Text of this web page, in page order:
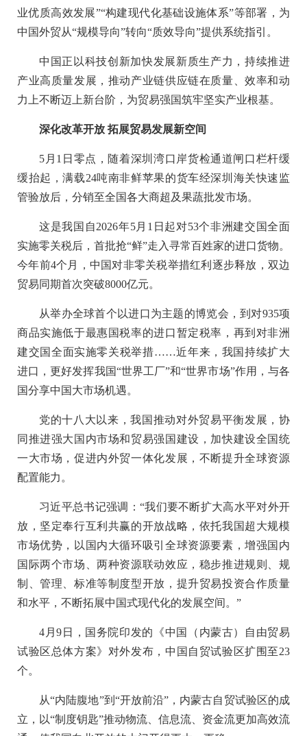
业优质高效发展”“构建现代化基础设施体系”等部署，为
中国外贸从“规模导向”转向“质效导向”提供系统指引。
中国正以科技创新加快发展新质生产力，持续推进
产业高质量发展，推动产业链供应链在质量、效率和动
力上不断迈上新台阶，为贸易强国筑牢坚实产业根基。
深化改革开放 拓展贸易发展新空间
5月1日零点，随着深圳湾口岸货检通道闸口栏杆缓
缓抬起，满载24吨南非鲜苹果的货车经深圳海关快速监
管验放后，分销至全国各大商超及果蔬批发市场。
这是我国自2026年5月1日起对53个非洲建交国全面
实施零关税后，首批抢“鲜”走入寻常百姓家的进口货物。
今年前4个月，中国对非零关税举措红利逐步释放，双边
贸易同期首次突破8000亿元。
从举办全球首个以进口为主题的博览会，到对935项
商品实施低于最惠国税率的进口暂定税率，再到对非洲
建交国全面实施零关税举措……近年来，我国持续扩大
进口，更好发挥我国“世界工厂”和“世界市场”作用，与各
国分享中国大市场机遇。
党的十八大以来，我国推动对外贸易平衡发展，协
同推进强大国内市场和贸易强国建设，加快建设全国统
一大市场，促进内外贸一体化发展，不断提升全球资源
配置能力。
习近平总书记强调：“我们要不断扩大高水平对外开
放，坚定奉行互利共赢的开放战略，依托我国超大规模
市场优势，以国内大循环吸引全球资源要素，增强国内
国际两个市场、两种资源联动效应，稳步推进规则、规
制、管理、标准等制度型开放，提升贸易投资合作质量
和水平，不断拓展中国式现代化的发展空间。”
4月9日，国务院印发的《中国（内蒙古）自由贸易
试验区总体方案》对外发布，中国自贸试验区扩围至23
个。
从“内陆腹地”到“开放前沿”，内蒙古自贸试验区的成
立，以“制度钥匙”推动物流、信息流、资金流更加高效流